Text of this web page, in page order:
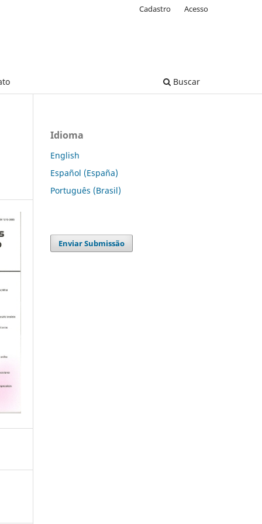
Buscar
Cadastro Acesso
Idioma
English
Español (España)
Português (Brasil)
Enviar Submissão